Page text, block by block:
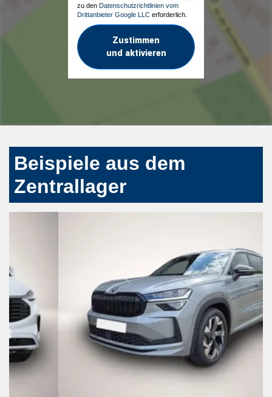
zu den Datenschutzrichtlinien vom
Drittanbieter Google LLC erforderlich.
Zustimmen
und aktivieren
Beispiele aus dem
Zentrallager